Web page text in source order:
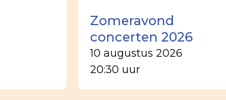
Zomeravond
concerten 2026
10 augustus 2026
20:30 uur